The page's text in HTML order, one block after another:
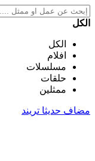
الكل
الكل
افلام
مسلسلات
حلقات
ممثلين
مضاف حديثا تريند